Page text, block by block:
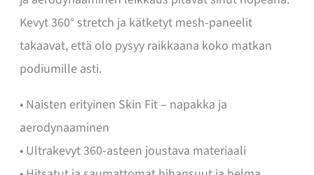
Kevyt 360° stretch ja kätketyt mesh-paneelit
takaavat, että olo pysyy raikkaana koko matkan
podiumille asti.
• Naisten erityinen Skin Fit – napakka ja
aerodynaaminen
• Ultrakevyt 360-asteen joustava materiaali